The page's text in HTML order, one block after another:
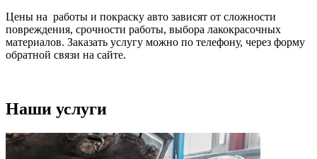
Цены на работы и покраску авто зависят от сложности
повреждения, срочности работы, выбора лакокрасочных
материалов. Заказать услугу можно по телефону, через форму
обратной связи на сайте.
Наши услуги